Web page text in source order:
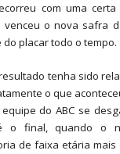
com uma
venceu o nova safra
placar todo o tempo.
tenha sido
o que
do ABC se
o final, quando o
de faixa etária mais